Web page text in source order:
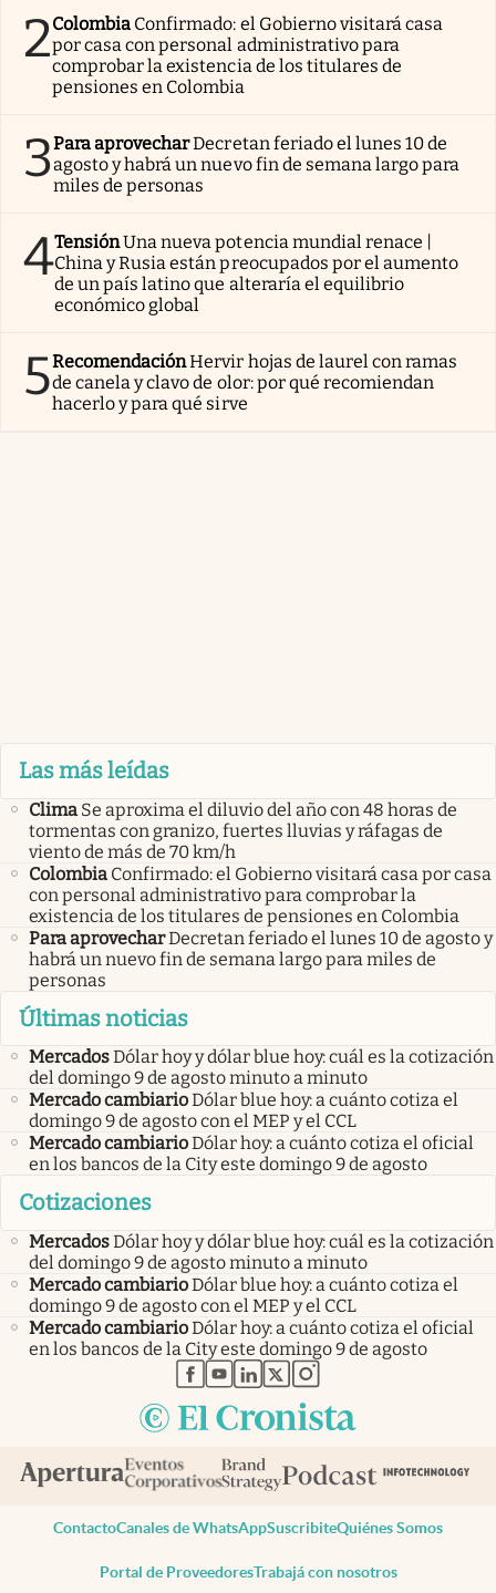
2Colombia Confirmado: el Gobierno visitará casa
por casa con personal administrativo para
comprobar la existencia de los titulares de
pensiones en Colombia
3Para aprovecharDecretan feriado el lunes 10 de
agosto y habrá un nuevo fin de semana largo para
miles de personas
4TensiónUna nueva potencia mundial renace |
China y Rusia están preocupados por el aumento
de un país latino que alteraría el equilibrio
económico global
5RecomendaciónHervir hojas de laurel con ramas
de canela y clavo de olor: por qué recomiendan
hacerlo y para qué sirve
Las más leídas
Clima Se aproxima el diluvio del año con 48 horas de
tormentas con granizo, fuertes lluvias y ráfagas de
viento de más de 70 km/h
Colombia Confirmado: el Gobierno visitará casa por casa
con personal administrativo para comprobar la
existencia de los titulares de pensiones en Colombia
Para aprovecharDecretan feriado el lunes 10 de agosto y
habrá un nuevo fin de semana largo para miles de
personas
Últimas noticias
MercadosDólar hoy y dólar blue hoy: cuál es la cotización
del domingo 9 de agosto minuto a minuto
Mercado cambiarioDólar blue hoy: a cuánto cotiza el
domingo 9 de agosto con el MEP y el CCL
Mercado cambiarioDólar hoy: a cuánto cotiza el oficial
en los bancos de la City este domingo 9 de agosto
Cotizaciones
MercadosDólar hoy y dólar blue hoy: cuál es la cotización
del domingo 9 de agosto minuto a minuto
Mercado cambiarioDólar blue hoy: a cuánto cotiza el
domingo 9 de agosto con el MEP y el CCL
Mercado cambiarioDólar hoy: a cuánto cotiza el oficial
en los bancos de la City este domingo 9 de agosto
abre en nueva pestaña
abre en nueva pestaña
abre en nueva pestaña
abre en nueva pestaña
abre en nueva pestaña
ContactoCanales de WhatsAppSuscribiteQuiénes Somos
Portal de ProveedoresTrabajá con nosotros